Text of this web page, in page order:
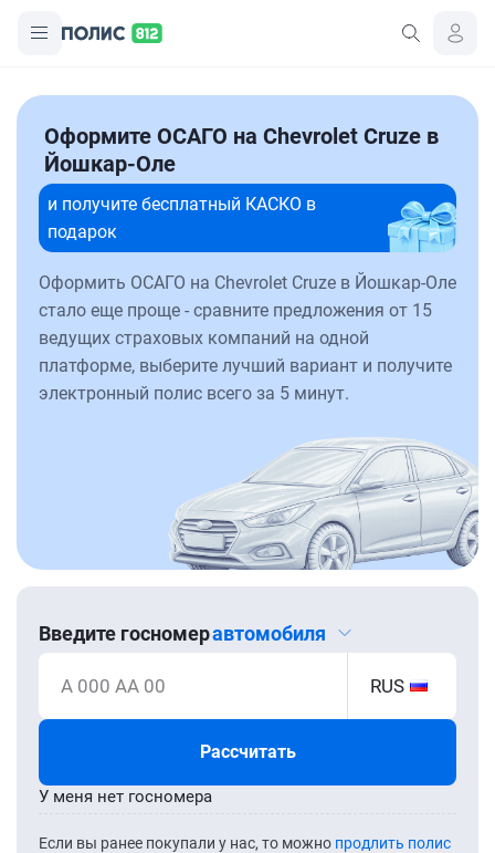
Оформите ОСАГО на Chevrolet Cruze в
Йошкар-Оле
и получите бесплатный КАСКО в
подарок
Оформить ОСАГО на Chevrolet Cruze в Йошкар-Оле
стало еще проще - сравните предложения от 15
ведущих страховых компаний на одной
платформе, выберите лучший вариант и получите
электронный полис всего за 5 минут.
Введите госномеравтомобиля
А 000 АА 00 RUS
Рассчитать
Если вы ранее покупали у нас, то можно продлить полис
У меня нет госномера